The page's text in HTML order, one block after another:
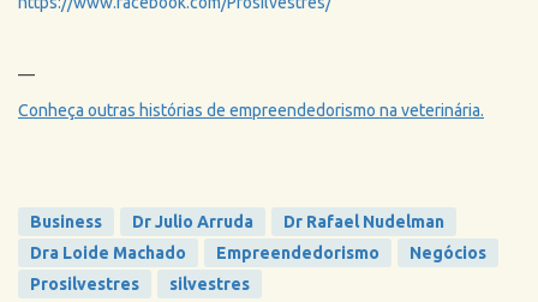
—
Conheça outras histórias de empreendedorismo na veterinária.
Business Dr Julio Arruda
Dr Rafael Nudelman
Dra Loide Machado
Empreendedorismo
Negócios
Prosilvestres
silvestres